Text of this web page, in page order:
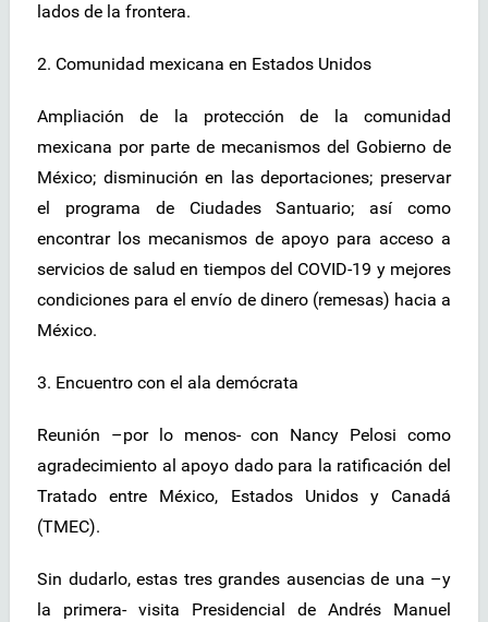
lados de la frontera.
2. Comunidad mexicana en Estados Unidos
Ampliación de la protección de la comunidad
mexicana por parte de mecanismos del Gobierno de
México; disminución en las deportaciones; preservar
el programa de Ciudades Santuario; así como
encontrar los mecanismos de apoyo para acceso a
servicios de salud en tiempos del COVID-19 y mejores
condiciones para el envío de dinero (remesas) hacia a
México.
3. Encuentro con el ala demócrata
Reunión –por lo menos- con Nancy Pelosi como
agradecimiento al apoyo dado para la ratificación del
Tratado entre México, Estados Unidos y Canadá
(TMEC).
Sin dudarlo, estas tres grandes ausencias de una –y
la primera- visita Presidencial de Andrés Manuel